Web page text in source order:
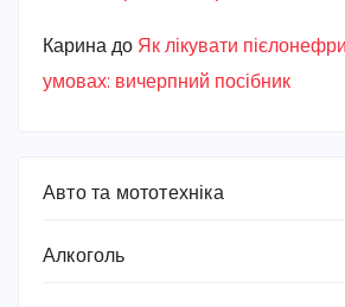
Карина до Як лікувати
умовах: вичерпний посібник
Авто та мототехніка
Алкоголь